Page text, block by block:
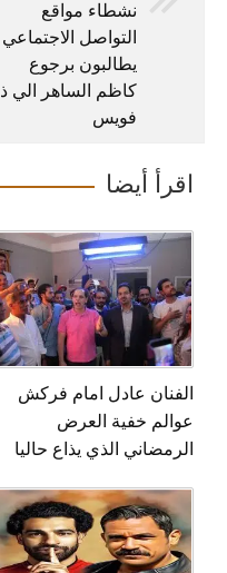
نشطاء مواقع
التواصل الاجتماعي
يطالبون برجوع
كاظم الساهر الي ذا
فويس
اقرأ أيضا
الفنان عادل امام فركش
عوالم خفية العرض
الرمضاني الذي يذاع حاليا